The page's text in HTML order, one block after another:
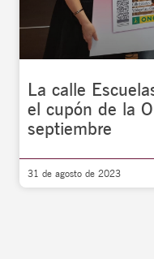
La calle
el cupón de la
septiembre
31 de agosto de 2023